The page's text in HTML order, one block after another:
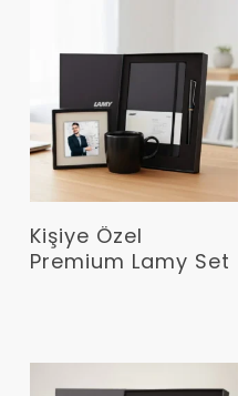
Devamını Oku
Kişiye Özel
Premium Lamy Set